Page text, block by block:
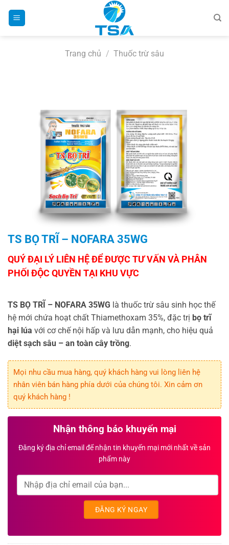
Trang chủ / Thuốc trừ sâu
TS BỌ TRĨ – NOFARA 35WG
TS BỌ TRĨ – NOFARA 35WG là thuốc trừ sâu sinh học thế
hệ mới chứa hoạt chất Thiamethoxam 35%, đặc trị bọ trĩ
hại lúa với cơ chế nội hấp và lưu dẫn mạnh, cho hiệu quả
diệt sạch sâu – an toàn cây trồng.
Mọi nhu cầu mua hàng, quý khách hàng vui lòng liên hệ
nhân viên bán hàng phía dưới của chúng tôi. Xin cảm ơn
quý khách hàng !
Nhận thông báo khuyến mại
Đăng ký địa chỉ email để nhận tin khuyến mại mới nhất về sản
phẩm này